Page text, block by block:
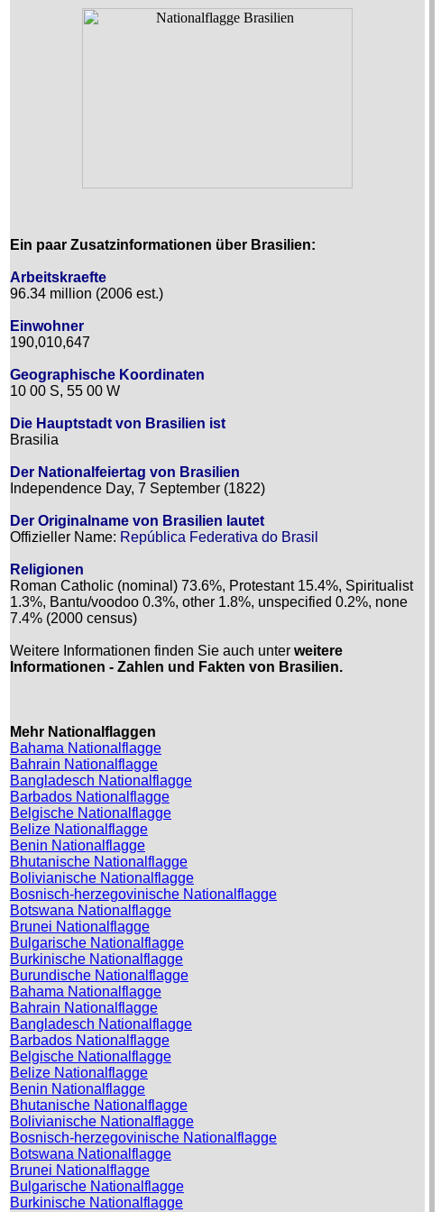
Ein paar Zusatzinformationen über Brasilien:
Arbeitskraefte
96.34 million (2006 est.)
Einwohner
190,010,647
Geographische Koordinaten
10 00 S, 55 00 W
Die Hauptstadt von Brasilien ist
Brasilia
Der Nationalfeiertag von Brasilien
Independence Day, 7 September (1822)
Der Originalname von Brasilien lautet
Offizieller Name: República Federativa do Brasil
Religionen
Roman Catholic (nominal) 73.6%, Protestant 15.4%, Spiritualist
1.3%, Bantu/voodoo 0.3%, other 1.8%, unspecified 0.2%, none
7.4% (2000 census)
Weitere Informationen finden Sie auch unter weitere
Informationen - Zahlen und Fakten von Brasilien.
Mehr Nationalflaggen
Bahama Nationalflagge
Bahrain Nationalflagge
Bangladesch Nationalflagge
Barbados Nationalflagge
Belgische Nationalflagge
Belize Nationalflagge
Benin Nationalflagge
Bhutanische Nationalflagge
Bolivianische Nationalflagge
Bosnisch-herzegovinische Nationalflagge
Botswana Nationalflagge
Brunei Nationalflagge
Bulgarische Nationalflagge
Burkinische Nationalflagge
Burundische Nationalflagge
Bahama Nationalflagge
Bahrain Nationalflagge
Bangladesch Nationalflagge
Barbados Nationalflagge
Belgische Nationalflagge
Belize Nationalflagge
Benin Nationalflagge
Bhutanische Nationalflagge
Bolivianische Nationalflagge
Bosnisch-herzegovinische Nationalflagge
Botswana Nationalflagge
Brunei Nationalflagge
Bulgarische Nationalflagge
Burkinische Nationalflagge